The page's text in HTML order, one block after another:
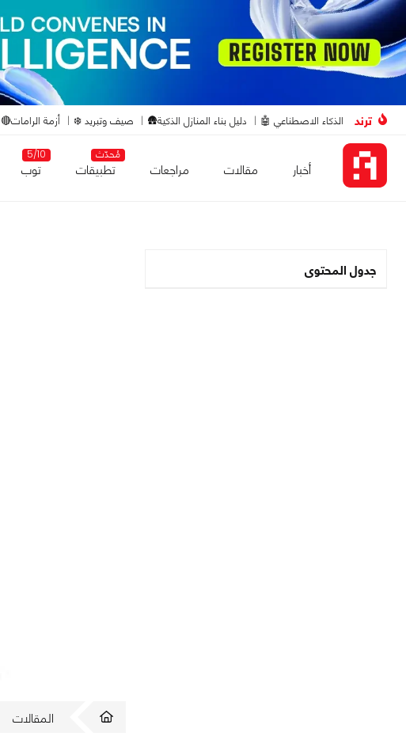
ترند الذكاء الاصطناعي 🤖 دليل بناء المنازل الذكية🛖 صيف وتبريد ❄️ أزمة الرامات🔴
أخبار مقالات مراجعات
مُحدّث
تطبيقات
5/10
توب
جدول المحتوى
المقالات